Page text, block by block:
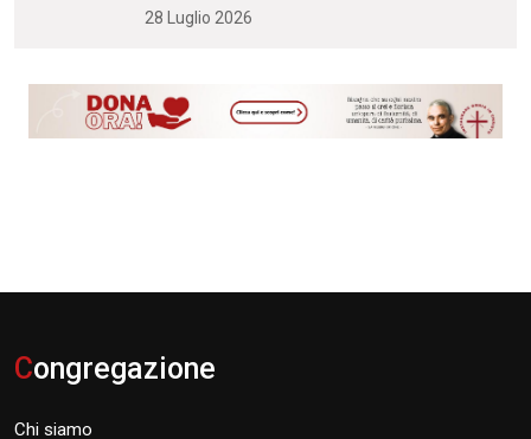
28 Luglio 2026
Congregazione
Chi siamo